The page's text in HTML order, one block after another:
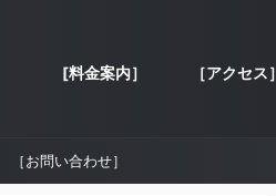
[料金案内］ ［アクセス］
［お問い合わせ］